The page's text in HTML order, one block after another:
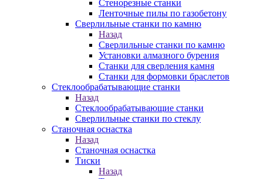
Стенорезные станки
Ленточные пилы по газобетону
Сверлильные станки по камню
Назад
Сверлильные станки по камню
Установки алмазного бурения
Станки для сверления камня
Станки для формовки браслетов
Стеклообрабатывающие станки
Назад
Стеклообрабатывающие станки
Сверлильные станки по стеклу
Станочная оснастка
Назад
Станочная оснастка
Тиски
Назад